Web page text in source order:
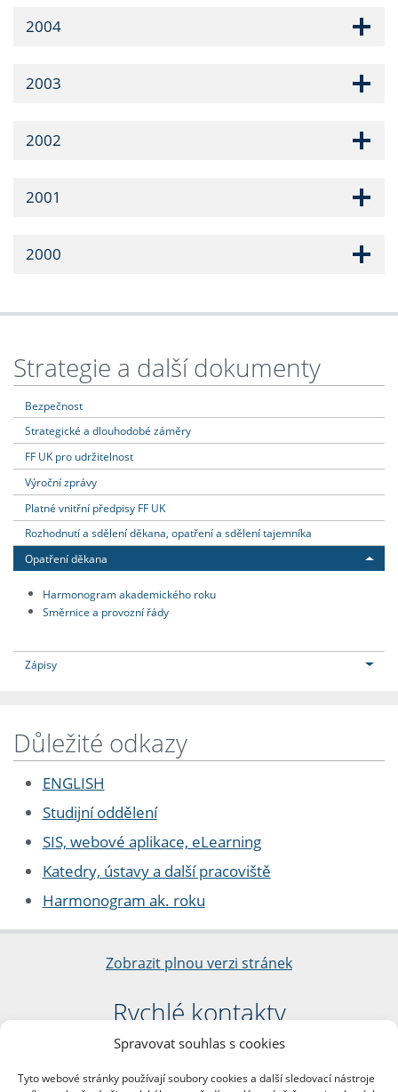
Spravovat souhlas s cookies
Tyto webové stránky používají soubory cookies a další sledovací nástroje
2004
2003
2002
2001
2000
Strategie a další dokumenty
Bezpečnost
Strategické a dlouhodobé záměry
FF UK pro udržitelnost
Výroční zprávy
Platné vnitřní předpisy FF UK
Rozhodnutí a sdělení děkana, opatření a sdělení tajemníka
Opatření děkana
Harmonogram akademického roku
Směrnice a provozní řády
Zápisy
Důležité odkazy
ENGLISH
Studijní oddělení
SIS, webové aplikace, eLearning
Katedry, ústavy a další pracoviště
Harmonogram ak. roku
Zobrazit plnou verzi stránek
Rychlé kontakty
Filozofická fakulta
nám. Jana Palacha 1/2